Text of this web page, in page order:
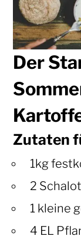
Der
Zutaten
1kg
2
1 kleine
4 EL